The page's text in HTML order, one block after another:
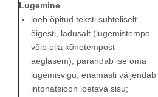
Lugemine
loeb õpitud teksti suhteliselt
õigesti, ladusalt (lugemistempo
võib olla kõnetempost
aeglasem), parandab ise oma
lugemisvigu, enamasti väljendab
intonatsioon loetava sisu;